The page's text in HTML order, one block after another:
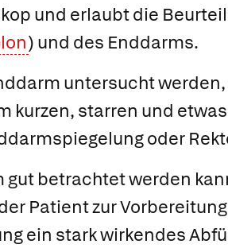
und erlaubt die
) und des Enddarms.
untersucht
kurzen, starren und
oder
gut betrachtet werden
Patient zur
ein stark wirkendes